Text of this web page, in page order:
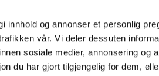
innhold og annonser et personlig
vår. Vi deler dessuten
sosiale medier, annonsering og
du har gjort tilgjengelig for dem,